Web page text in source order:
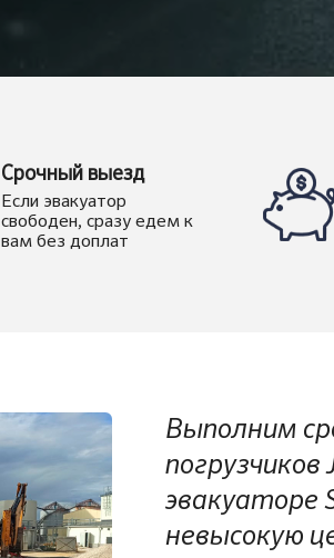
Срочный выезд
Если эвакуатор
свободен, сразу едем к
вам без доплат
Выполним
погрузчиков
эвакуаторе
невысокую